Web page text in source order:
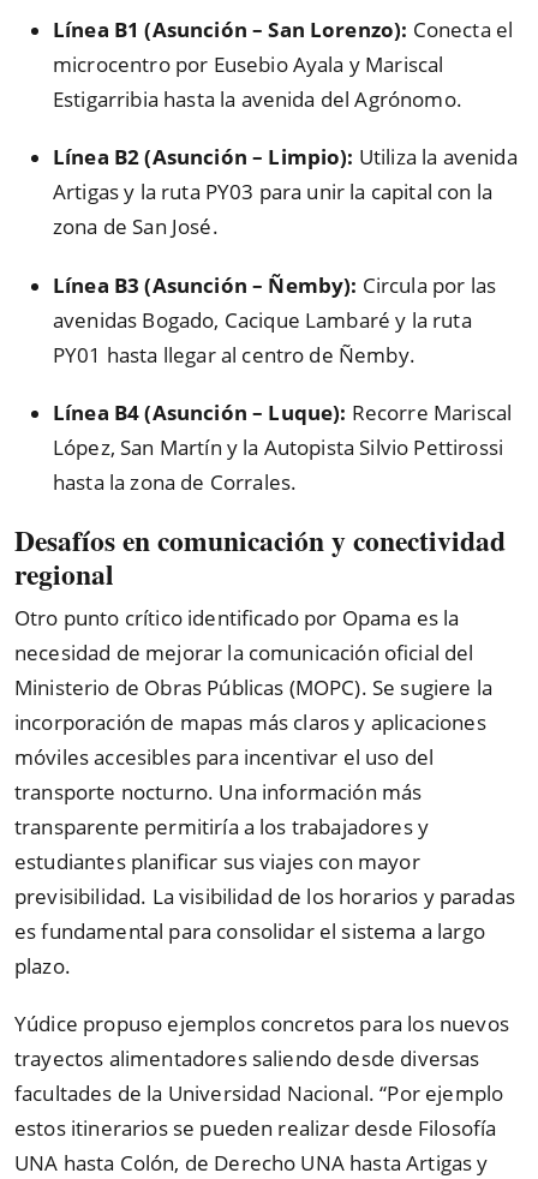
Línea B1 (Asunción – San Lorenzo): Conecta el
microcentro por Eusebio Ayala y Mariscal
Estigarribia hasta la avenida del Agrónomo.
Línea B2 (Asunción – Limpio): Utiliza la avenida
Artigas y la ruta PY03 para unir la capital con la
zona de San José.
Línea B3 (Asunción – Ñemby): Circula por las
avenidas Bogado, Cacique Lambaré y la ruta
PY01 hasta llegar al centro de Ñemby.
Línea B4 (Asunción – Luque): Recorre Mariscal
López, San Martín y la Autopista Silvio Pettirossi
hasta la zona de Corrales.
Desafíos en comunicación y conectividad
regional
Otro punto crítico identificado por Opama es la
necesidad de mejorar la comunicación oficial del
Ministerio de Obras Públicas (MOPC). Se sugiere la
incorporación de mapas más claros y aplicaciones
móviles accesibles para incentivar el uso del
transporte nocturno. Una información más
transparente permitiría a los trabajadores y
estudiantes planificar sus viajes con mayor
previsibilidad. La visibilidad de los horarios y paradas
es fundamental para consolidar el sistema a largo
plazo.
Yúdice propuso ejemplos concretos para los nuevos
trayectos alimentadores saliendo desde diversas
facultades de la Universidad Nacional. “Por ejemplo
estos itinerarios se pueden realizar desde Filosofía
UNA hasta Colón, de Derecho UNA hasta Artigas y